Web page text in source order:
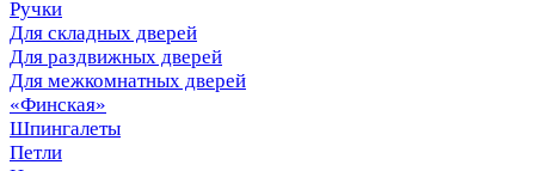
Ручки
Для складных дверей
Для раздвижных дверей
Для межкомнатных дверей
«Финская»
Шпингалеты
Петли